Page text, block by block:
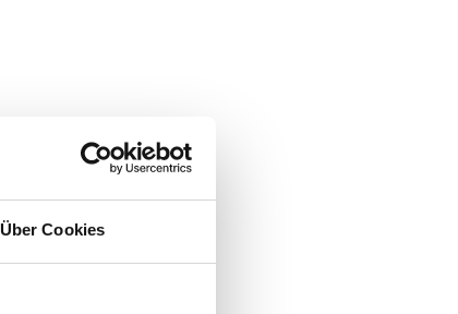
Über Cookies